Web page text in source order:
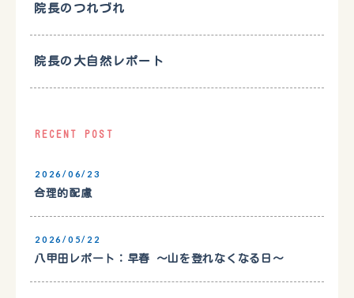
院長のつれづれ
院長の大自然レポート
RECENT POST
2026/06/23
合理的配慮
2026/05/22
八甲田レポート：早春 〜山を登れなくなる日〜